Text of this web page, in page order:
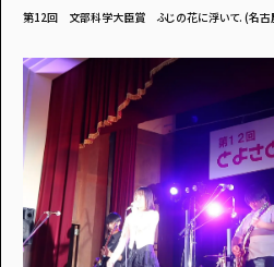
第12回 文部科学大臣賞 ふじの花に浮いて. (名古